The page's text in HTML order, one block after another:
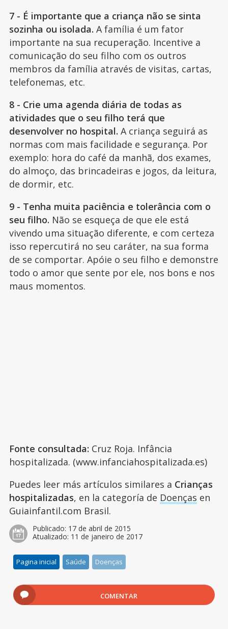
7 - É importante que a criança não se sinta
sozinha ou isolada. A família é um fator
importante na sua recuperação. Incentive a
comunicação do seu filho com os outros
membros da família através de visitas, cartas,
telefonemas, etc.
8 - Crie uma agenda diária de todas as
atividades que o seu filho terá que
desenvolver no hospital. A criança seguirá as
normas com mais facilidade e segurança. Por
exemplo: hora do café da manhã, dos exames,
do almoço, das brincadeiras e jogos, da leitura,
de dormir, etc.
9 - Tenha muita paciência e tolerância com o
seu filho. Não se esqueça de que ele está
vivendo uma situação diferente, e com certeza
isso repercutirá no seu caráter, na sua forma
de se comportar. Apóie o seu filho e demonstre
todo o amor que sente por ele, nos bons e nos
maus momentos.
Fonte consultada: Cruz Roja. Infância
hospitalizada. (www.infanciahospitalizada.es)
Puedes leer más artículos similares a Crianças
hospitalizadas, en la categoría de Doenças en
Guiainfantil.com Brasil.
Publicado: 17 de abril de 2015
Atualizado: 11 de janeiro de 2017
Pagina inicial Saúde Doenças
COMENTAR